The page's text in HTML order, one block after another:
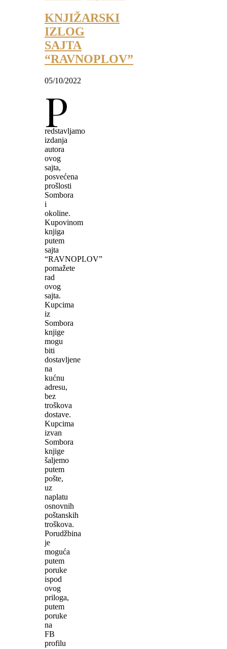
KNJIŽARSKI
IZLOG
SAJTA
“RAVNOPLOV”
05/10/2022
P
redstavljamo
izdanja
autora
ovog
sajta,
posvećena
prošlosti
Sombora
i
okoline.
Kupovinom
knjiga
putem
sajta
“RAVNOPLOV”
pomažete
rad
ovog
sajta.
Kupcima
iz
Sombora
knjige
mogu
biti
dostavljene
na
kućnu
adresu,
bez
troškova
dostave.
Kupcima
izvan
Sombora
knjige
šaljemo
putem
pošte,
uz
naplatu
osnovnih
poštanskih
troškova.
Porudžbina
je
moguća
putem
poruke
ispod
ovog
priloga,
putem
poruke
na
FB
profilu